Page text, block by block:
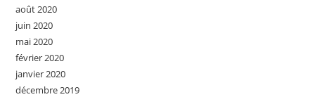
août 2020
juin 2020
mai 2020
février 2020
janvier 2020
décembre 2019